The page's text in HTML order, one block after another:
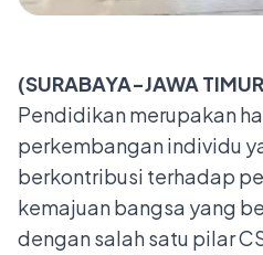
(SURABAYA-JAWA
Pendidikan merupakan
perkembangan individu
berkontribusi terhadap
kemajuan bangsa yang
dengan salah satu pilar